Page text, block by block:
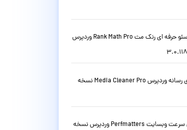
دانلود افزونه سئو حرفه ای رنک مث Rank Math Pro وردپرس
افزونه پاکسازی رسانه وردپرس Media Cleaner Pro نسخه
افزونه افزایش سرعت وبسایت Perfmatters وردپرس نسخه